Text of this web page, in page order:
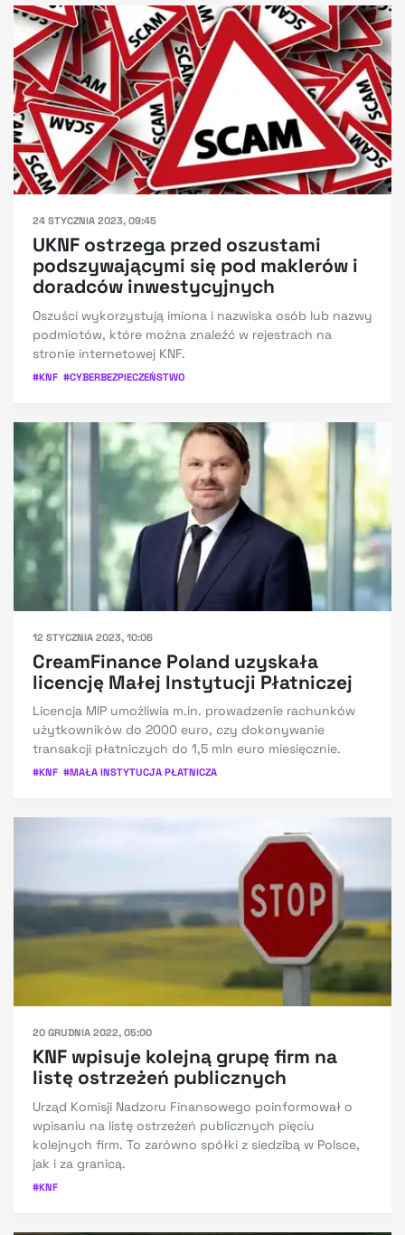
24 STYCZNIA 2023, 09:45
UKNF ostrzega przed oszustami
podszywającymi się pod maklerów i
doradców inwestycyjnych
Oszuści wykorzystują imiona i nazwiska osób lub nazwy
podmiotów, które można znaleźć w rejestrach na
stronie internetowej KNF.
#KNF #CYBERBEZPIECZEŃSTWO
12 STYCZNIA 2023, 10:06
CreamFinance Poland uzyskała
licencję Małej Instytucji Płatniczej
Licencja MIP umożliwia m.in. prowadzenie rachunków
użytkowników do 2000 euro, czy dokonywanie
transakcji płatniczych do 1,5 mln euro miesięcznie.
#KNF #MAŁA INSTYTUCJA PŁATNICZA
20 GRUDNIA 2022, 05:00
KNF wpisuje kolejną grupę firm na
listę ostrzeżeń publicznych
Urząd Komisji Nadzoru Finansowego poinformował o
wpisaniu na listę ostrzeżeń publicznych pięciu
kolejnych firm. To zarówno spółki z siedzibą w Polsce,
jak i za granicą.
#KNF